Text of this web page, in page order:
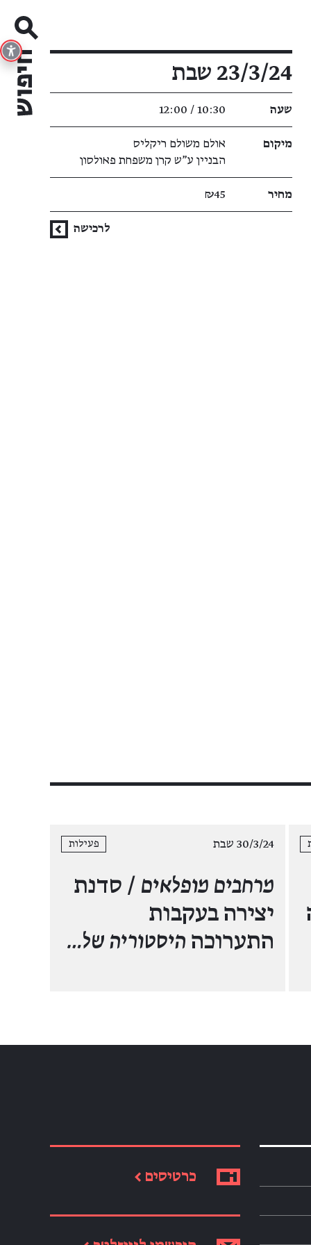
פרטי האירוע
23/3/24 שבת
שעה 10:30 / 12:00
מיקום
אולם משולם ריקליס
הבניין ע"ש קרן משפחת פאולסון
מחיר ₪45
לרכישה
30/3/24 שבת פעילות
מרחבים מופלאים / סדנת
יצירה בעקבות
התערוכה היסטוריה של…
כרטיסים ←